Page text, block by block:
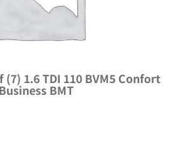
1.6 TDI 110 BVM5 Confort
Business BMT